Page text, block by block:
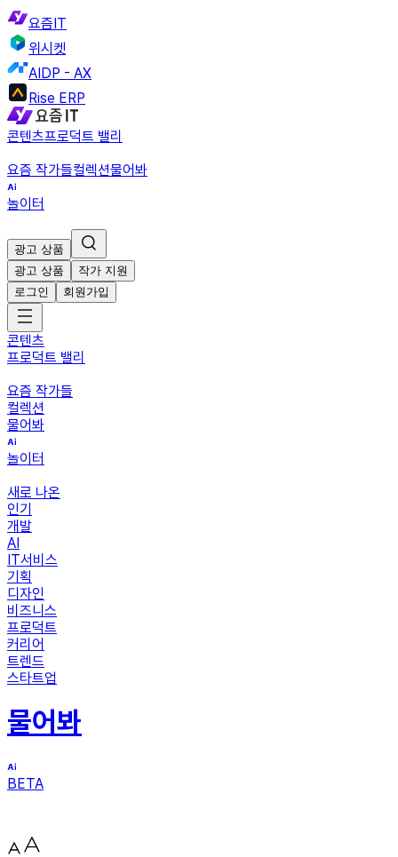
요즘IT
위시켓
AIDP - AX
Rise ERP
콘텐츠프로덕트 밸리
요즘 작가들컬렉션물어봐
놀이터
광고 상품
광고 상품
작가 지원
로그인
회원가입
콘텐츠
프로덕트 밸리
요즘 작가들
컬렉션
물어봐
놀이터
새로 나온
인기
개발
AI
IT서비스
기획
디자인
비즈니스
프로덕트
커리어
트렌드
스타트업
물어봐
BETA